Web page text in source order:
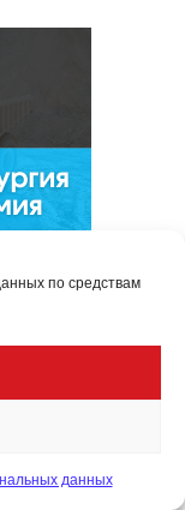
по средствам
данных